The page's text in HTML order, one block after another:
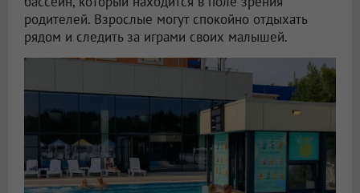
родителей. Взрослые могут спокойно отдыхать
рядом и следить за играми своих малышей.